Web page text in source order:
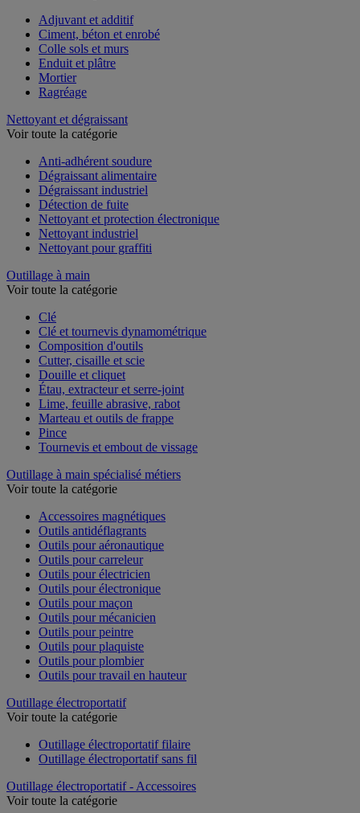
Adjuvant et additif
Ciment, béton et enrobé
Colle sols et murs
Enduit et plâtre
Mortier
Ragréage
Nettoyant et dégraissant
Voir toute la catégorie
Anti-adhérent soudure
Dégraissant alimentaire
Dégraissant industriel
Détection de fuite
Nettoyant et protection électronique
Nettoyant industriel
Nettoyant pour graffiti
Outillage à main
Voir toute la catégorie
Clé
Clé et tournevis dynamométrique
Composition d'outils
Cutter, cisaille et scie
Douille et cliquet
Étau, extracteur et serre-joint
Lime, feuille abrasive, rabot
Marteau et outils de frappe
Pince
Tournevis et embout de vissage
Outillage à main spécialisé métiers
Voir toute la catégorie
Accessoires magnétiques
Outils antidéflagrants
Outils pour aéronautique
Outils pour carreleur
Outils pour électricien
Outils pour électronique
Outils pour maçon
Outils pour mécanicien
Outils pour peintre
Outils pour plaquiste
Outils pour plombier
Outils pour travail en hauteur
Outillage électroportatif
Voir toute la catégorie
Outillage électroportatif filaire
Outillage électroportatif sans fil
Outillage électroportatif - Accessoires
Voir toute la catégorie